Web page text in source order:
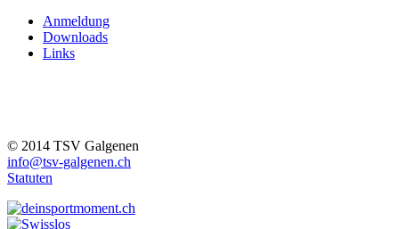
Anmeldung
Downloads
Links
© 2014 TSV Galgenen
info@tsv-galgenen.ch
Statuten